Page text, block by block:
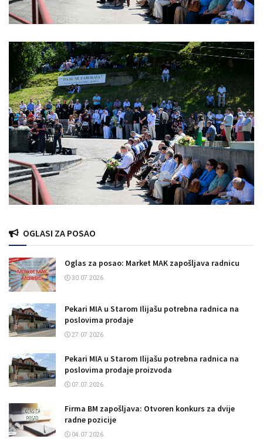
OGLASI ZA POSAO
Oglas za posao: Market MAK zapošljava radnicu
30.07.2026.
Pekari MIA u Starom Ilijašu potrebna radnica na
poslovima prodaje
27.07.2026.
Pekari MIA u Starom Ilijašu potrebna radnica na
poslovima prodaje proizvoda
07.07.2026.
Firma BM zapošljava: Otvoren konkurs za dvije
radne pozicije
04.07.2026.